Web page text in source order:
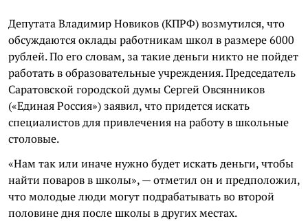
Депутата Владимир Новиков (КПРФ) возмутился, что
обсуждаются оклады работникам школ в размере 6000
рублей. По его словам, за такие деньги никто не пойдет
работать в образовательные учреждения. Председатель
Саратовской городской думы Сергей Овсянников
(«Единая Россия») заявил, что придется искать
специалистов для привлечения на работу в школьные
столовые.
«Нам так или иначе нужно будет искать деньги, чтобы
найти поваров в школы», — отметил он и предположил,
что молодые люди могут подрабатывать во второй
половине дня после школы в других местах.